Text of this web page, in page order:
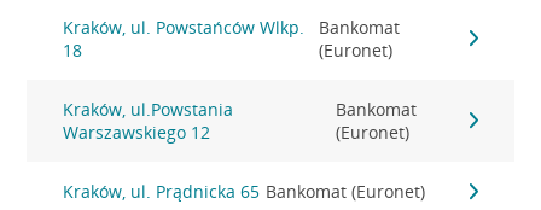
Kraków, ul. Powstańców Wlkp.
18
Bankomat
(Euronet)
Kraków, ul.Powstania
Warszawskiego 12
Bankomat
(Euronet)
Kraków, ul. Prądnicka 65 Bankomat (Euronet)